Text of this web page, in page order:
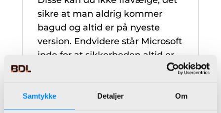
Samtykke Detaljer Om
sikre at man aldrig kommer
bagud og altid er på nyeste
version. Endvidere står Microsoft
inde for at sikkerheden altid er